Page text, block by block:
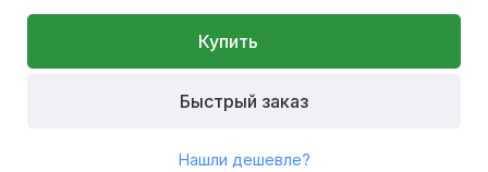
Купить
Быстрый заказ
Нашли дешевле?